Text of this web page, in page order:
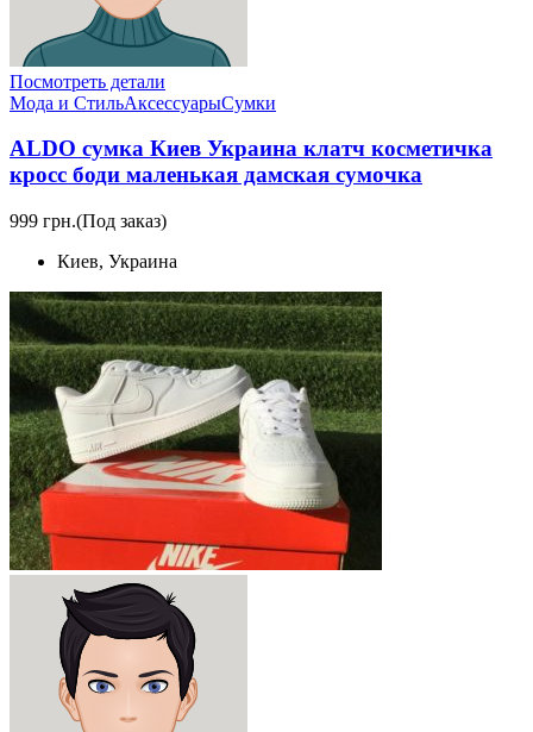
Посмотреть детали
Мода и СтильАксессуарыСумки
ALDO сумка Киев Украина клатч коcметичка
кросс боди маленькая дамская сумочка
999 грн.(Под заказ)
Киев, Украина